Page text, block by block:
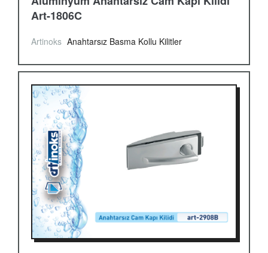
Art-1806C
Artinoks Anahtarsız Basma Kollu Kilitler